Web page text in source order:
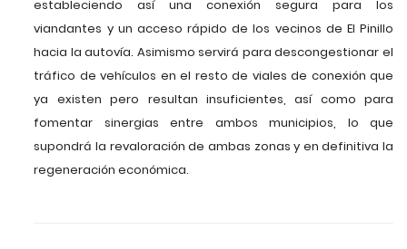
estableciendo así una conexión segura para los
viandantes y un acceso rápido de los vecinos de El Pinillo
hacia la autovía. Asimismo servirá para descongestionar el
tráfico de vehículos en el resto de viales de conexión que
ya existen pero resultan insuficientes, así como para
fomentar sinergias entre ambos municipios, lo que
supondrá la revaloración de ambas zonas y en definitiva la
regeneración económica.